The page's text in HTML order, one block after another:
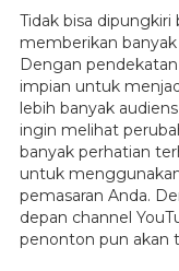
Tidak bisa dipungkiri
memberikan
Dengan
impian untuk
lebih banyak
ingin melihat
banyak perhatian
untuk
pemasaran Anda.
depan channel
penonton pun akan